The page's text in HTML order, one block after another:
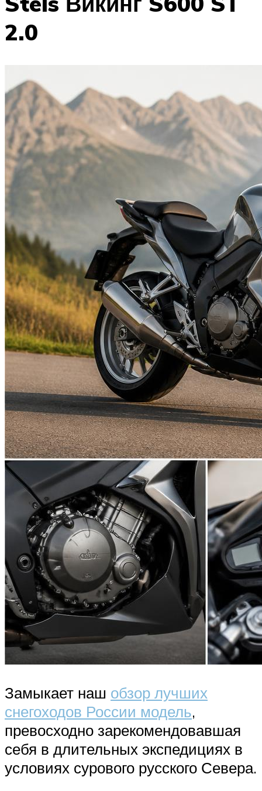
2.0
Замыкает наш обзор лучших
снегоходов России модель,
превосходно зарекомендовавшая
себя в длительных экспедициях в
условиях сурового русского Севера.